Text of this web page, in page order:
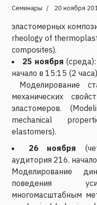
Семинары 20 ноября
эластомерных
rheology of
composites).
25 ноября
начало в 15:15 (2
Моделирование
механических
эластомеров.
mechanical
elastomers).
26 ноября
аудитория 216.
Моделирование
поведения
многомасштабным